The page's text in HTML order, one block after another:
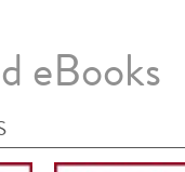
eBooks